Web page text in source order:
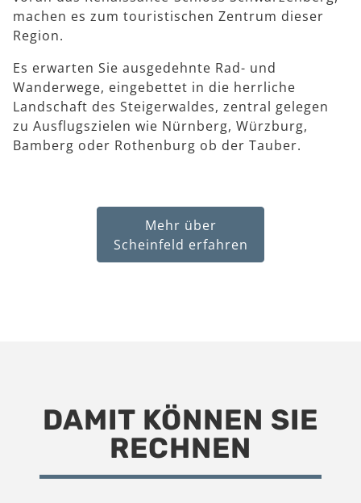
machen es zum touristischen Zentrum dieser
Region.
Es erwarten Sie ausgedehnte Rad- und
Wanderwege, eingebettet in die herrliche
Landschaft des Steigerwaldes, zentral gelegen
zu Ausflugszielen wie Nürnberg, Würzburg,
Bamberg oder Rothenburg ob der Tauber.
Mehr über
Scheinfeld erfahren
DAMIT KÖNNEN SIE
RECHNEN